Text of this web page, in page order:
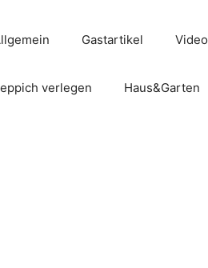
Gastartikel Video
verlegen Haus&Garten